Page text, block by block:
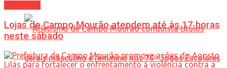
Lojas de Campo Mourão atendem até às 17 horas
neste sábado